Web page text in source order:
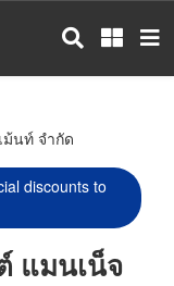
นท์ จำกัด
discounts to
แมนเน็จ